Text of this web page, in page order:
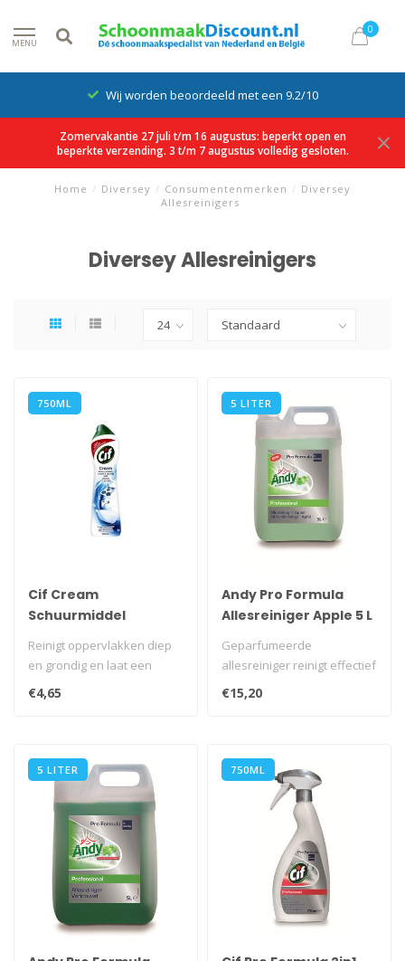
MENU
0
Wij worden beoordeeld met een 9.2/10
Zomervakantie 27 juli t/m 16 augustus: beperkt open en
beperkte verzending. 3 t/m 7 augustus volledig gesloten.
Home / Diversey / Consumentenmerken / Diversey
Allesreinigers
Diversey Allesreinigers
750ML
Cif Cream
Schuurmiddel
Normaal 750 ml
Reinigt oppervlakken diep
en grondig en laat een
brandschoon, glanzend
€4,65
5 LITER
Andy Pro Formula
Allesreiniger Apple 5 L
Geparfumeerde
allesreiniger reinigt effectief
en geeft bovendien een
€15,20
5 LITER 750ML